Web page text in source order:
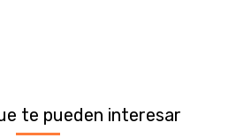
te pueden interesar